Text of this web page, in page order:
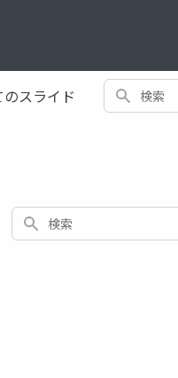
のスライド 検索
検索